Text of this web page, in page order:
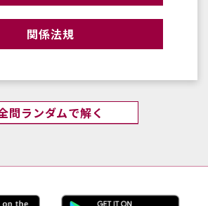
関係法規
問ランダムで解く